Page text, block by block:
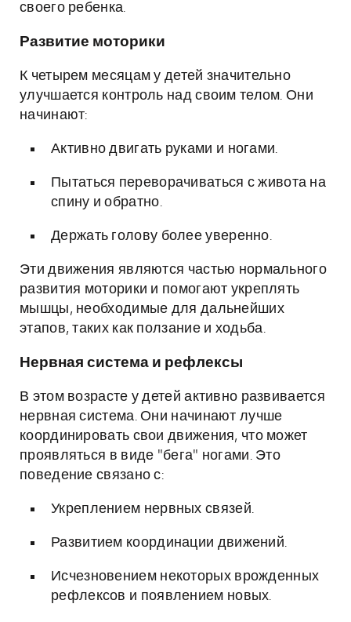
своего ребенка.
Развитие моторики
К четырем месяцам у детей значительно
улучшается контроль над своим телом. Они
начинают:
Активно двигать руками и ногами.
Пытаться переворачиваться с живота на
спину и обратно.
Держать голову более уверенно.
Эти движения являются частью нормального
развития моторики и помогают укреплять
мышцы, необходимые для дальнейших
этапов, таких как ползание и ходьба.
Нервная система и рефлексы
В этом возрасте у детей активно развивается
нервная система. Они начинают лучше
координировать свои движения, что может
проявляться в виде "бега" ногами. Это
поведение связано с:
Укреплением нервных связей.
Развитием координации движений.
Исчезновением некоторых врожденных
рефлексов и появлением новых.